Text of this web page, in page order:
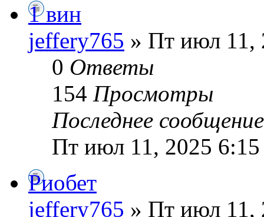
1 вин
jeffery765 » Пт июл 11,
0 Ответы
154 Просмотры
Последнее
Пт июл 11, 2025
Риобет
jeffery765 » Пт июл 11,